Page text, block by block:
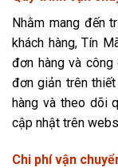
Nhằm mang đến
khách hàng, Tín
đơn hàng và
đơn giản trên
hàng và theo dõi
cập nhật trên
Chi phí vận